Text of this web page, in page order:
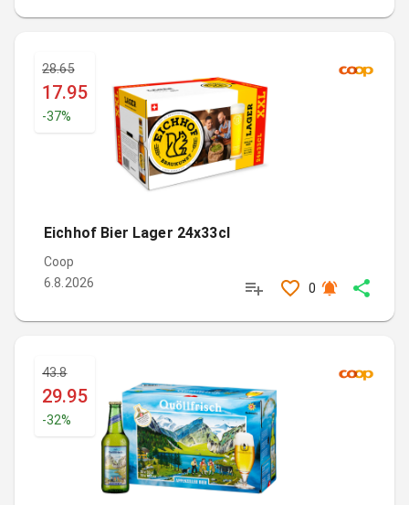
28.65
17.95
-37%
Eichhof Bier Lager 24x33cl
Coop
6.8.2026
0
43.8
29.95
-32%